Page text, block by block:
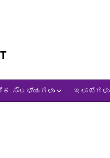
ಸೌಲಭ್ಯಗಳು ಇಲಾಖೆಗಳು